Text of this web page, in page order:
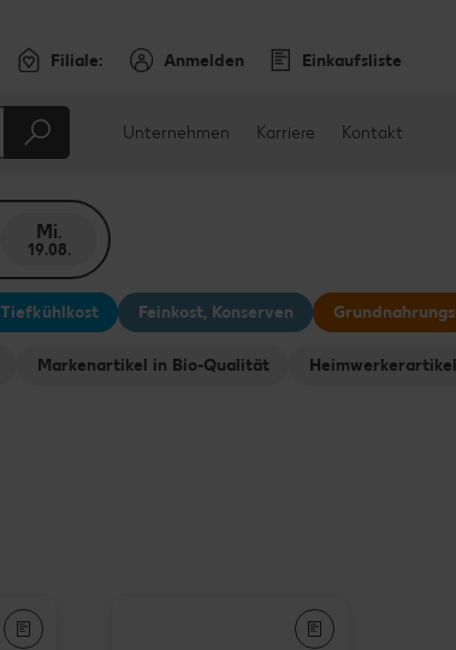
Filiale: Anmelden Einkaufsliste
Unternehmen Karriere Kontakt
Mi.
19.08.
Tiefkühlkost Feinkost, Konserven
Markenartikel in Bio-Qualität Heimwerkerartikel